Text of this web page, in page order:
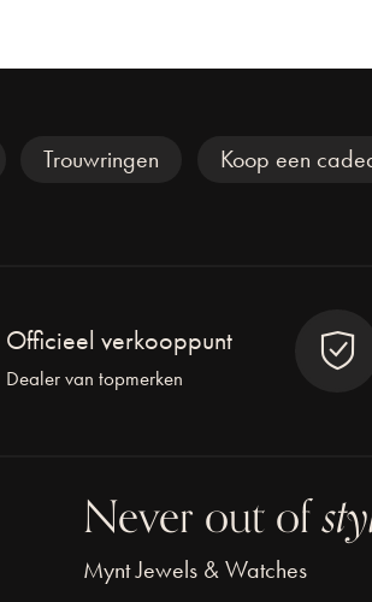
Trouwringen Koop een
Officieel verkooppunt
Dealer van topmerken
Never out of
Mynt Jewels & Watches